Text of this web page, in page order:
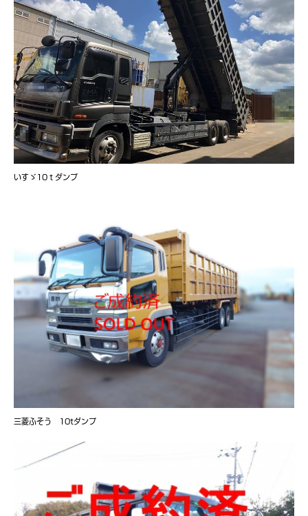
いすゞ10ｔダンプ
三菱ふそう 10tダンプ